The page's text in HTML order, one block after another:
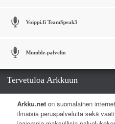
Voippi.fi TeamSpeak3
Mumble-palvelin
Tervetuloa Arkkuun
Arkku.net on suomalainen
ilmaisia peruspalveluita sekä